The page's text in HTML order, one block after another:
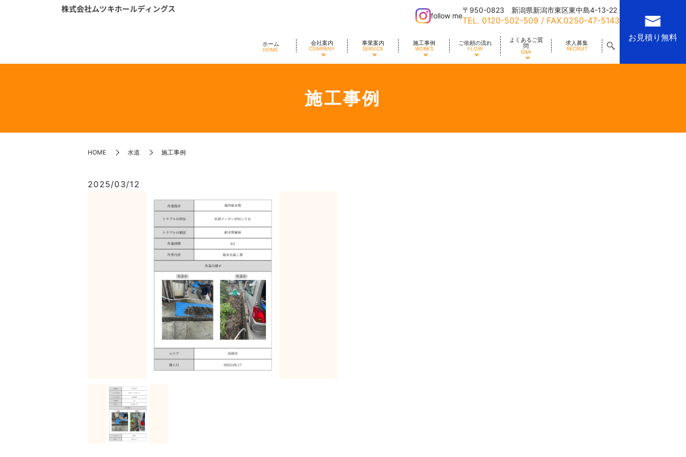
ホーム
HOME
会社案内
COMPANY
事業案内
SERVICE
施工事例
WORKS
ご依頼の流れ
FLOW
よくあるご質
問
Q&A
求人募集
RECRUIT
follow me
〒950-0823 新潟県新潟市東区東中島4-13-22
TEL. 0120-502-509 / FAX.0250-47-5143
お見積り無料
施工事例
HOME 水道 施工事例
2025/03/12